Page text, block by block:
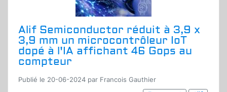
Alif Semiconductor réduit à 3,9 x
3,9 mm un microcontrôleur IoT
dopé à l'IA affichant 46 Gops au
compteur
Publié le 20-06-2024 par Francois Gauthier